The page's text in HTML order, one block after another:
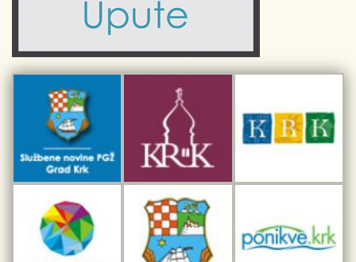
Civilni sektor (arhiva udruga)
Sport i rekreacija
Kulturno-turistička ruta Putovima Frankopana
Dar iz Krka
Interpretacijski centar pomorske baštine